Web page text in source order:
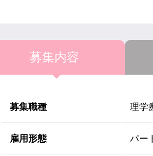
募集内容
募集職種 理学
雇用形態 パー